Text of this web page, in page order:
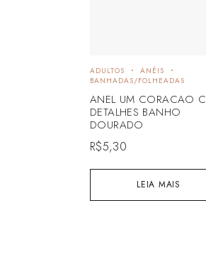
LEIA MAIS
ADULTOS
ANÉIS
BANHADAS/FOLHEADAS
ANEL UM CORACAO C
DETALHES BANHO
DOURADO
R$5,30